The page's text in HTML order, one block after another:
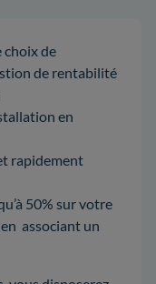
choix de
de rentabilité
en
rapidement
50% sur votre
associant un